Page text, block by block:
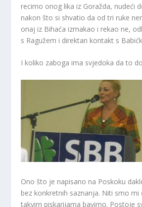
recimo onog lika iz Goražda, nudeći
nakon što si shvatio da od tri ruke
onaj iz Bihaća izmakao i rekao ne,
s Ragužem i direktan kontakt s
I koliko zaboga ima svjedoka da to
Ono što je napisano na Poskoku
bez konkretnih saznanja. Niti smo mi
takvim piskarijama bavimo. Postoje